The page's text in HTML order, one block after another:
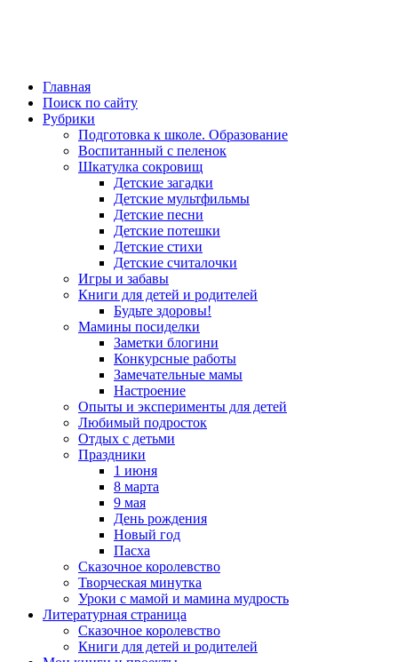
Главная
Поиск по сайту
Рубрики
Подготовка к школе. Образование
Воспитанный с пеленок
Шкатулка сокровищ
Детские загадки
Детские мультфильмы
Детские песни
Детские потешки
Детские стихи
Детские считалочки
Игры и забавы
Книги для детей и родителей
Будьте здоровы!
Мамины посиделки
Заметки блогини
Конкурсные работы
Замечательные мамы
Настроение
Опыты и эксперименты для детей
Любимый подросток
Отдых с детьми
Праздники
1 июня
8 марта
9 мая
День рождения
Новый год
Пасха
Сказочное королевство
Творческая минутка
Уроки с мамой и мамина мудрость
Литературная страница
Сказочное королевство
Книги для детей и родителей